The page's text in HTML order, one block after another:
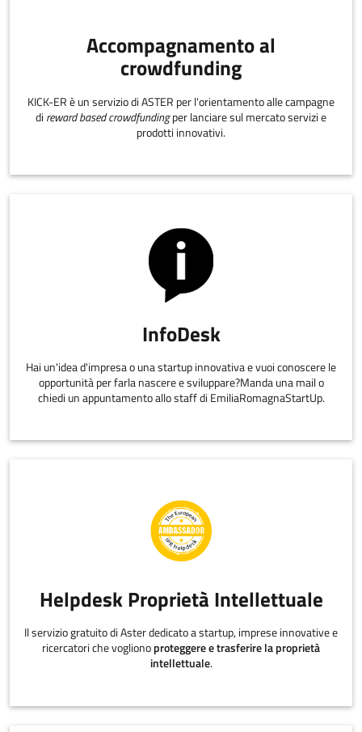
Accompagnamento al
crowdfunding
KICK-ER è un servizio di ASTER per l'orientamento alle campagne
di reward based crowdfundingper lanciare sul mercato servizi e
prodotti innovativi.
InfoDesk
Hai un'idea d'impresa o una startup innovativa e vuoi conoscere le
opportunità per farla nascere e sviluppare?Manda una mail o
chiedi un appuntamento allo staff di EmiliaRomagnaStartUp.
Helpdesk Proprietà Intellettuale
Il servizio gratuito di Aster dedicato a startup, imprese innovative e
ricercatori che voglionoproteggere e trasferire la proprietà
intellettuale.